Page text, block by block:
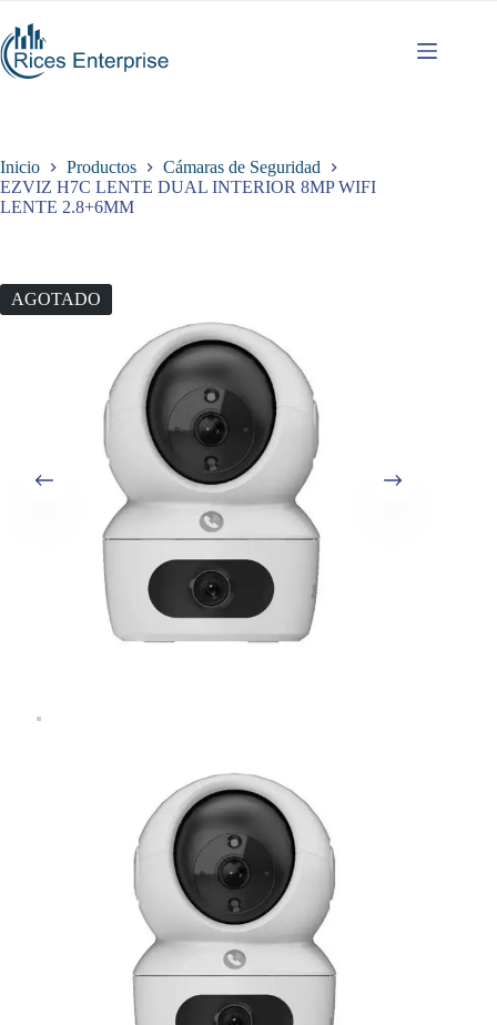
contenido
Inicio Productos
Cámaras de Seguridad
EZVIZ H7C LENTE DUAL INTERIOR 8MP WIFI
LENTE 2.8+6MM
AGOTADO